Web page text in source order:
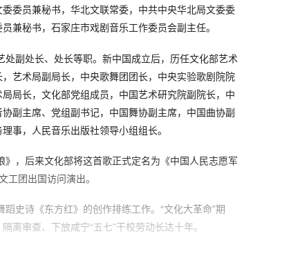
委员兼秘书，华北文联常委，中共中央华北局文委委
兼秘书，石家庄市戏剧音乐工作委员会副主任。
副处长、处长等职。新中国成立后，历任文化部艺术
艺术局副局长，中央歌舞团团长，中央实验歌剧院院
局长，文化部党组成员，中国艺术研究院副院长，中
副主席、党组副书记，中国舞协副主席，中国曲协副
事，人民音乐出版社领导小组组长。
，后来文化部将这首歌正式定名为《中国人民志愿军
工团出国访问演出。
史诗《东方红》的创作排练工作。“文化大革命”期
离审查、下放咸宁“五七”干校劳动长达十年。